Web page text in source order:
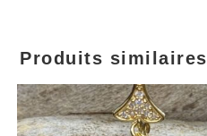
Produits similaires